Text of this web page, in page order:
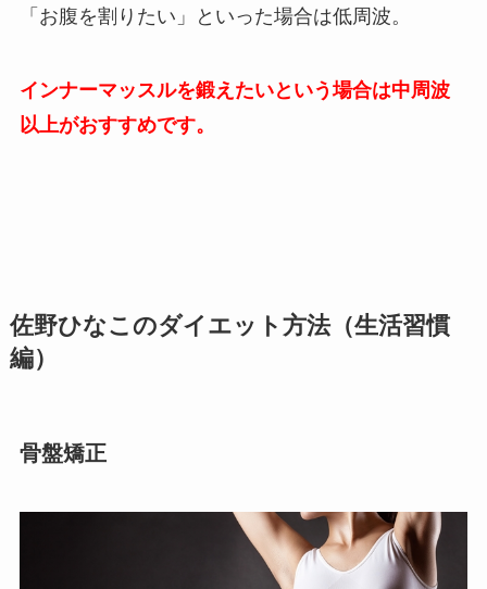
「お腹を割りたい」といった場合は低周波。
インナーマッスルを鍛えたいという場合は中周波
以上がおすすめです。
佐野ひなこのダイエット方法（生活習慣
編）
骨盤矯正